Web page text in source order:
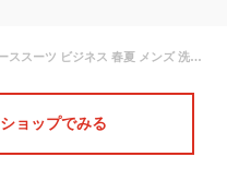
【新色】 スリーピーススーツ ビジネス 春夏 メンズ 洗える ストレッチ 2ツボタン ノータックスラックス オールシーズン 秋冬 ジレ ベスト ビジネススーツ メンズスーツ 3ピース スリム 洗えるスーツ 結婚式 リクルート 就活 【スーツハンガー付属】
ショップでみる